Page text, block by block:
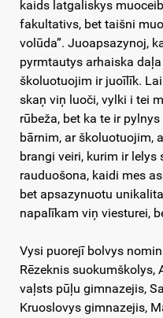
kaids latgaliskys
fakultativs, bet taišni
volūda”. Juoapsazynoj,
pyrmtautys arhaiska
školuotuojim ir juoīlīk.
skaņ viņ luoči, vylki i tei
rūbeža, bet ka te ir
bārnim, ar školuotuojim,
brangi veiri, kurim ir
rauduošona, kaidi mes
bet apsazynuotu
napalīkam viņ viesturei,
Vysi puorejī bolvys
Rēzeknis suokumškolys,
vaļsts pūļu gimnazejis,
Kruoslovys gimnazejis,